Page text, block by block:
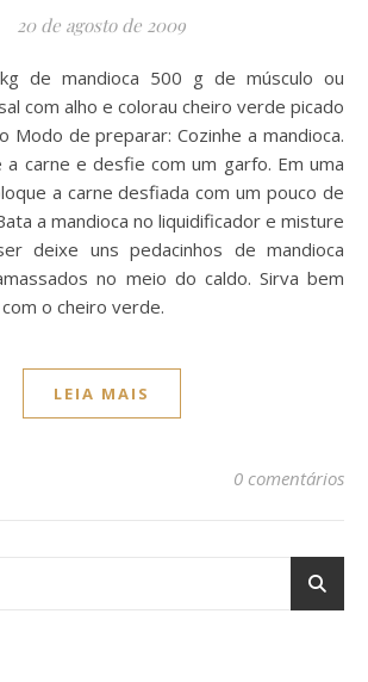
20 de agosto de 2009
com alho e colorau cheiro verde picado
Modo de preparar: Cozinhe a mandioca.
a carne e desfie com um garfo. Em uma
a carne desfiada com um pouco de
a mandioca no liquidificador e misture
deixe uns pedacinhos de mandioca
no meio do caldo. Sirva bem
o cheiro verde.
LEIA MAIS
0 comentários